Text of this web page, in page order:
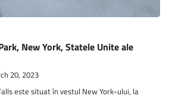
New York, Statele Unite ale
20, 2023
este situat în vestul New York-ului, la